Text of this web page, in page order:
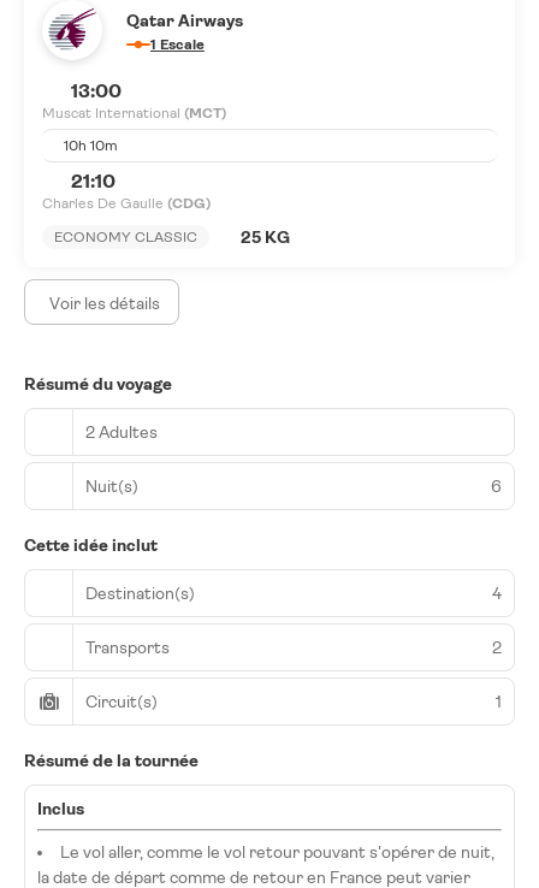
Qatar Airways
1 Escale
13:00
Muscat International (MCT)
10h 10m
21:10
Charles De Gaulle (CDG)
ECONOMY CLASSIC
25 KG
Voir les détails
Résumé du voyage
2 Adultes
Nuit(s) 6
Cette idée inclut
Destination(s) 4
Transports 2
Circuit(s) 1
Résumé de la tournée
Inclus
Le vol aller, comme le vol retour pouvant s'opérer de nuit,
la date de départ comme de retour en France peut varier